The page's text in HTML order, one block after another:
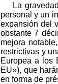
La
personal y un
expansión del
obstante 7
mejora
restrictivas y
Europea a los
EU»), que
en forma de